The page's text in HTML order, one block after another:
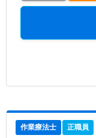
作業療法士 正職員